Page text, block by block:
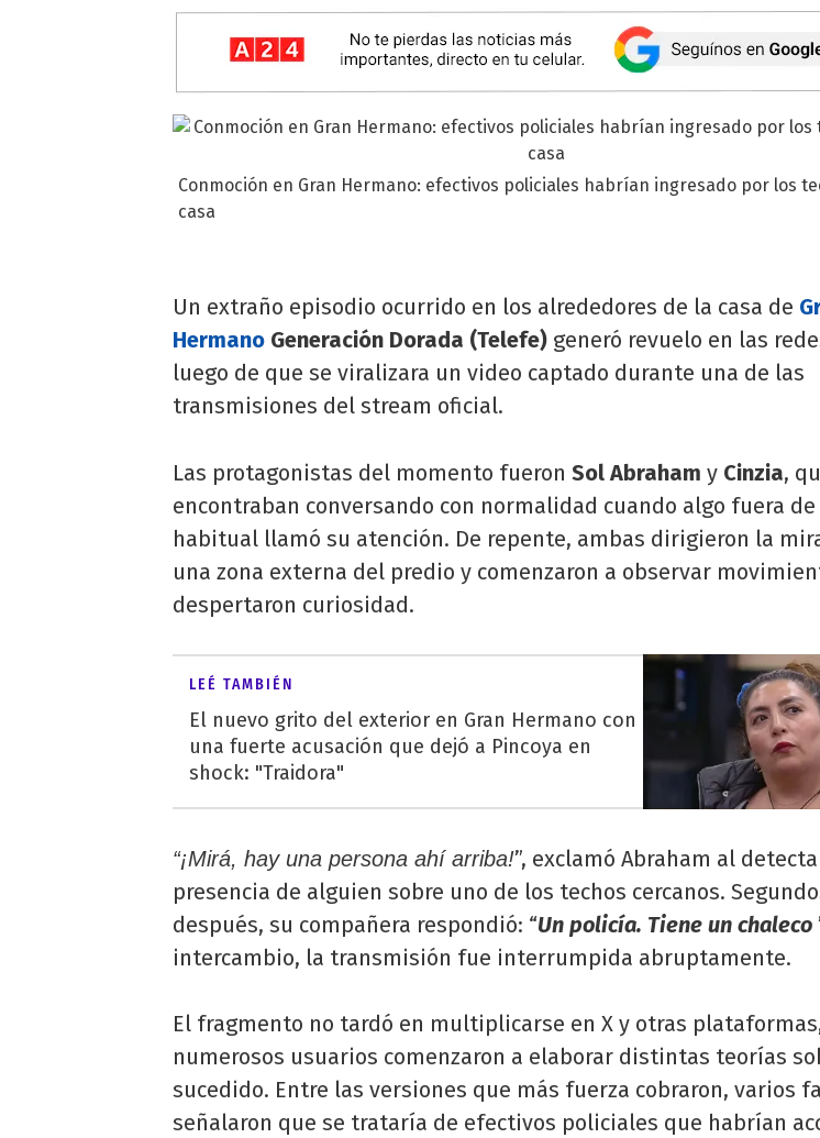
Conmoción en Gran Hermano: efectivos policiales habrían ingresado por los
casa
Un extraño episodio ocurrido en los alrededores de la casa de
Hermano Generación Dorada (Telefe) generó revuelo en las
luego de que se viralizara un video captado durante una de las
transmisiones del stream oficial.
Las protagonistas del momento fueron Sol Abraham y Cinzia,
encontraban conversando con normalidad cuando algo fuera de
habitual llamó su atención. De repente, ambas dirigieron la
una zona externa del predio y comenzaron a observar
despertaron curiosidad.
LEÉ TAMBIÉN
El nuevo grito del exterior en Gran Hermano con
una fuerte acusación que dejó a Pincoya en
shock: "Traidora"
“¡Mirá, hay una persona ahí arriba!”, exclamó Abraham al
presencia de alguien sobre uno de los techos cercanos.
después, su compañera respondió: “Un policía. Tiene un chaleco
intercambio, la transmisión fue interrumpida abruptamente.
El fragmento no tardó en multiplicarse en X y otras
numerosos usuarios comenzaron a elaborar distintas teorías
sucedido. Entre las versiones que más fuerza cobraron, varios
señalaron que se trataría de efectivos policiales que habrían